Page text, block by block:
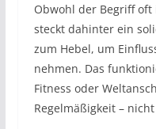
Obwohl der Begriff
steckt dahinter ein
zum Hebel, um
nehmen. Das
Fitness oder
Regelmäßigkeit –